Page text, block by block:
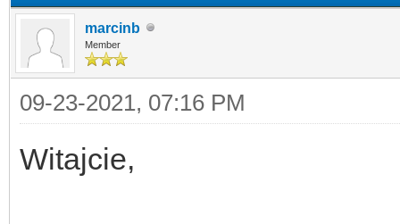
marcinb
Member
09-23-2021, 07:16 PM
Witajcie,